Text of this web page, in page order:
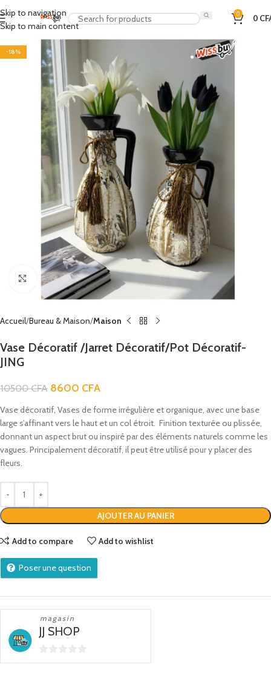
Skip to navigation
Skip to main content
0 0
-18%
Click to enlarge
Accueil Bureau & Maison Maison
Vase Décoratif /Jarret Décoratif/Pot Décoratif-
JING
10500CFA 8600 CFA
Vase décoratif, Vases de forme irrégulière et organique, avec une base
large s’affinant vers le haut et un col étroit. Finition texturée ou plissée,
donnant un aspect brut ou inspiré par des éléments naturels comme les
vagues. Principalement décoratif, il peut être utilisé pour y placer des
fleurs.
AJOUTER AU PANIER
Add to compare Add to wishlist
Poser une question
magasin
JJ SHOP
0